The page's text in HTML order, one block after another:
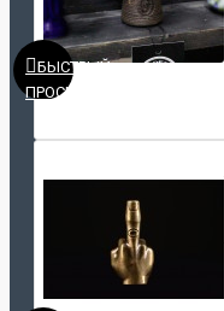
БЫСТРЫЙ
ПРОСМОТР